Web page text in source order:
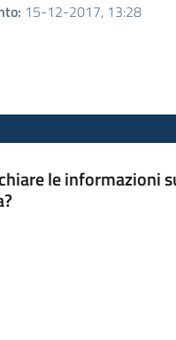
: 15-12-2017, 13:28
le informazioni